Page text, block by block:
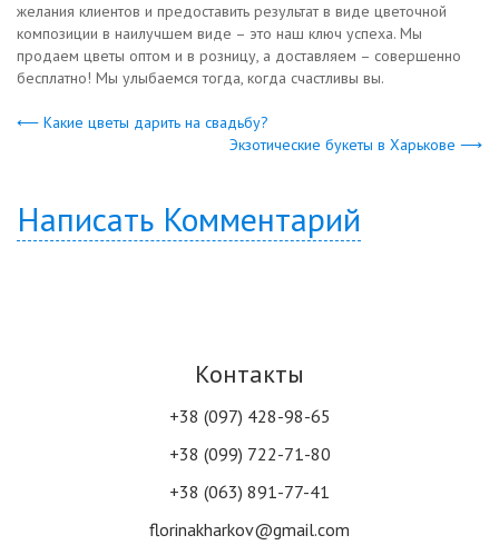
желания клиентов и предоставить результат в виде цветочной
композиции в наилучшем виде – это наш ключ успеха. Мы
продаем цветы оптом и в розницу, а доставляем – совершенно
бесплатно! Мы улыбаемся тогда, когда счастливы вы.
⟵ Какие цветы дарить на свадьбу?
Экзотические букеты в Харькове ⟶
Написать Комментарий
Контакты
+38 (097) 428-98-65
+38 (099) 722-71-80
+38 (063) 891-77-41
florinakharkov@gmail.com